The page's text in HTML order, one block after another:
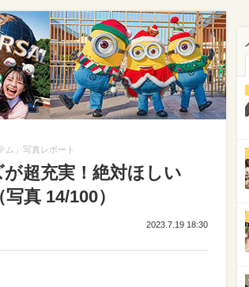
ム」写真レポート
超充実！絶対ほしい
真 14/100）
2023.7.19 18:30